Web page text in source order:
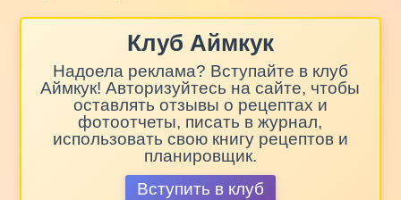
Клуб Аймкук
Надоела реклама? Вступайте в клуб
Аймкук! Авторизуйтесь на сайте, чтобы
оставлять отзывы о рецептах и
фотоотчеты, писать в журнал,
использовать свою книгу рецептов и
планировщик.
Вступить в клуб